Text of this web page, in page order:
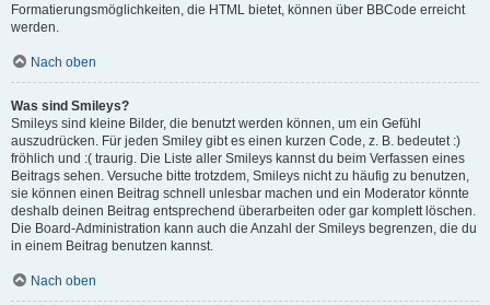
Formatierungsmöglichkeiten, die HTML bietet, können über BBCode erreicht
werden.
Nach oben
Was sind Smileys?
Smileys sind kleine Bilder, die benutzt werden können, um ein Gefühl
auszudrücken. Für jeden Smiley gibt es einen kurzen Code, z. B. bedeutet :)
fröhlich und :( traurig. Die Liste aller Smileys kannst du beim Verfassen eines
Beitrags sehen. Versuche bitte trotzdem, Smileys nicht zu häufig zu benutzen,
sie können einen Beitrag schnell unlesbar machen und ein Moderator könnte
deshalb deinen Beitrag entsprechend überarbeiten oder gar komplett löschen.
Die Board-Administration kann auch die Anzahl der Smileys begrenzen, die du
in einem Beitrag benutzen kannst.
Nach oben